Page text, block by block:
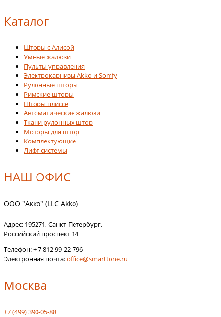
Каталог
Шторы с Алисой
Умные жалюзи
Пульты управления
Электрокарнизы Akko и Somfy
Рулонные шторы
Римские шторы
Шторы плиссе
Автоматические жалюзи
Ткани рулонных штор
Моторы для штор
Комплектующие
Лифт системы
НАШ ОФИС
ООО "Акко" (LLC Akko)
Адрес: 195271,Санкт-Петербург,
Российский проспект 14
Телефон:+ 7 812 99-22-796
Электронная почта:office@smarttone.ru
Москва
+7 (499) 390-05-88